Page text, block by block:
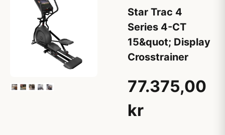
Star Trac 4
Series 4-CT
15&quot; Display
Crosstrainer
77.375,00
kr